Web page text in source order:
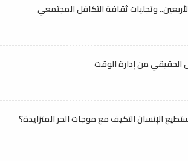
وتجليات ثقافة التكافل المجتمعي
الحقيقي من إدارة الوقت
الإنسان التكيف مع موجات الحر المتزايدة؟